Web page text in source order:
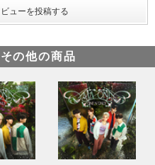
その他の商品